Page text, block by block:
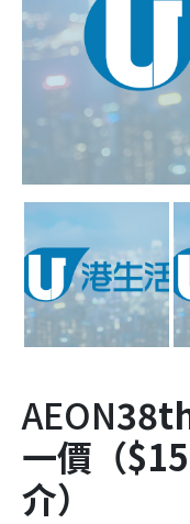
AEON38
一價 （
介）